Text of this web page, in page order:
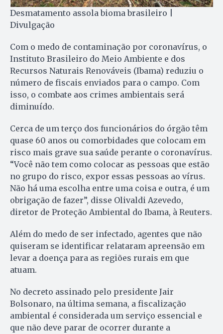
Desmatamento assola bioma brasileiro |
Divulgação
Com o medo de contaminação por coronavírus, o
Instituto Brasileiro do Meio Ambiente e dos
Recursos Naturais Renováveis (Ibama) reduziu o
número de fiscais enviados para o campo. Com
isso, o combate aos crimes ambientais será
diminuído.
Cerca de um terço dos funcionários do órgão têm
quase 60 anos ou comorbidades que colocam em
risco mais grave sua saúde perante o coronavírus.
“Você não tem como colocar as pessoas que estão
no grupo do risco, expor essas pessoas ao vírus.
Não há uma escolha entre uma coisa e outra, é um
obrigação de fazer”, disse Olivaldi Azevedo,
diretor de Proteção Ambiental do Ibama, à Reuters.
Além do medo de ser infectado, agentes que não
quiseram se identificar relataram apreensão em
levar a doença para as regiões rurais em que
atuam.
No decreto assinado pelo presidente Jair
Bolsonaro, na última semana, a fiscalização
ambiental é considerada um serviço essencial e
que não deve parar de ocorrer durante a